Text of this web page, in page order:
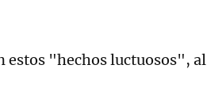
estos "hechos luctuosos", al